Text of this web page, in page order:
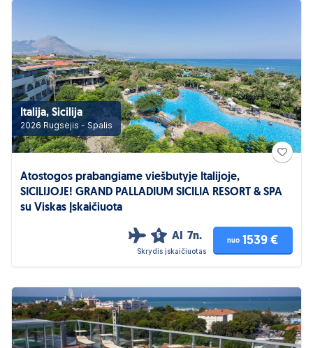
Italija, Sicilija
2026 Rugsėjis - Spalis
Atostogos prabangiame viešbutyje Italijoje,
SICILIJOJE! GRAND PALLADIUM SICILIA RESORT & SPA
su Viskas Įskaičiuota
5 AI 7n.
Skrydis įskaičiuotas
nuo 1539 €